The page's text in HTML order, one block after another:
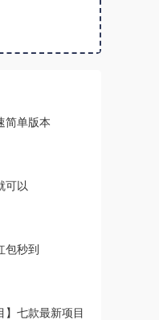
简单版本
可以
包秒到
】七款最新项目